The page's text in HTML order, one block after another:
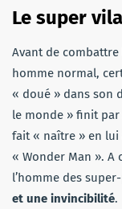
Le super
Avant de combattre
homme normal,
« doué » dans son
le monde » finit par
fait « naître » en
« Wonder Man ». A
l’homme des
et une invincibilité.